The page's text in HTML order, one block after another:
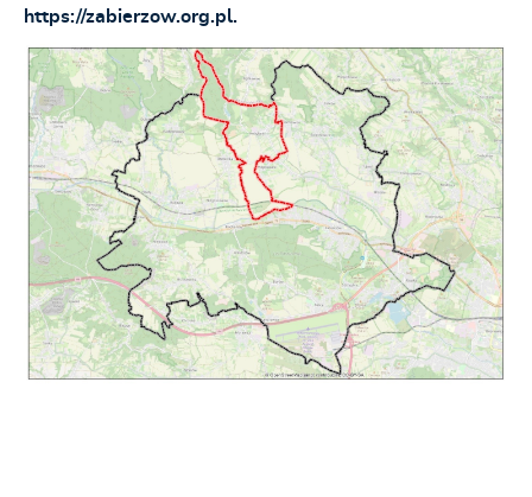
https://zabierzow.org.pl.